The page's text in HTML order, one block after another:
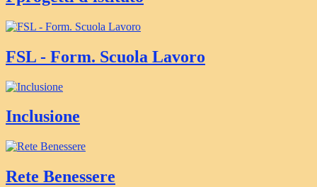
FSL - Form. Scuola Lavoro
Inclusione
Rete Benessere